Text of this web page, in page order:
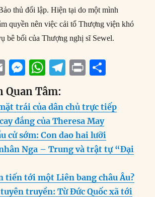
thủ đối lập. Hiện tại do một mình
quyền nên việc cải tổ Thượng viện khó
bê bối của Thượng nghị sĩ Sewel.
E
m
ai
l
M
ss
e
n
g
W
h
at
s
A
p
T
e
g
r
a
P
n
t
a
re
Quan Tâm:
trái của dân chủ trực tiếp
đắng của Theresa May
cử sớm: Con dao hai lưỡi
Nga – Trung và trật tự “Đại
tiến tới một Liên bang châu Âu?
truyền: Từ Đức Quốc xã tới